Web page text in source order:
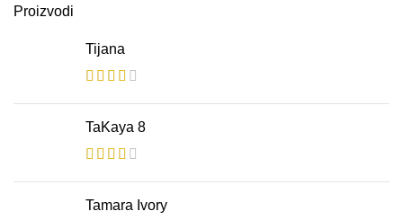
Proizvodi
Tijana
TaKaya 8
Tamara Ivory